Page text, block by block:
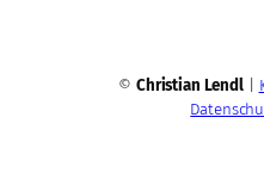
© Christian Lendl|